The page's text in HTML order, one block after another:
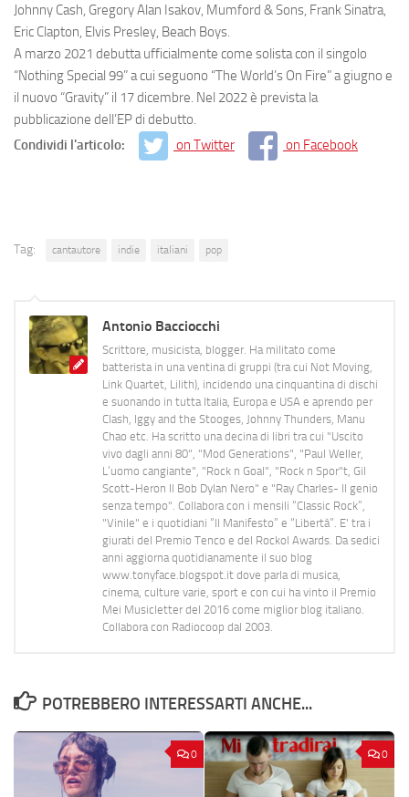
Johnny Cash, Gregory Alan Isakov, Mumford & Sons, Frank Sinatra,
Eric Clapton, Elvis Presley, Beach Boys.
A marzo 2021 debutta ufficialmente come solista con il singolo
“Nothing Special 99” a cui seguono “The World’s On Fire” a giugno e
il nuovo “Gravity” il 17 dicembre. Nel 2022 è prevista la
pubblicazione dell’EP di debutto.
Condividi l'articolo:
on Twitter on Facebook
Tag: cantautore indie italiani pop
Antonio Bacciocchi
Scrittore, musicista, blogger. Ha militato come
batterista in una ventina di gruppi (tra cui Not Moving,
Link Quartet, Lilith), incidendo una cinquantina di dischi
e suonando in tutta Italia, Europa e USA e aprendo per
Clash, Iggy and the Stooges, Johnny Thunders, Manu
Chao etc. Ha scritto una decina di libri tra cui "Uscito
vivo dagli anni 80", "Mod Generations", "Paul Weller,
L’uomo cangiante", "Rock n Goal", "Rock n Spor"t, Gil
Scott-Heron Il Bob Dylan Nero" e "Ray Charles- Il genio
senza tempo". Collabora con i mensili “Classic Rock”,
"Vinile" e i quotidiani “Il Manifesto” e “Libertà”. E' tra i
giurati del Premio Tenco e del Rockol Awards. Da sedici
anni aggiorna quotidianamente il suo blog
www.tonyface.blogspot.it dove parla di musica,
cinema, culture varie, sport e con cui ha vinto il Premio
Mei Musicletter del 2016 come miglior blog italiano.
Collabora con Radiocoop dal 2003.
POTREBBERO INTERESSARTI ANCHE...
0 0